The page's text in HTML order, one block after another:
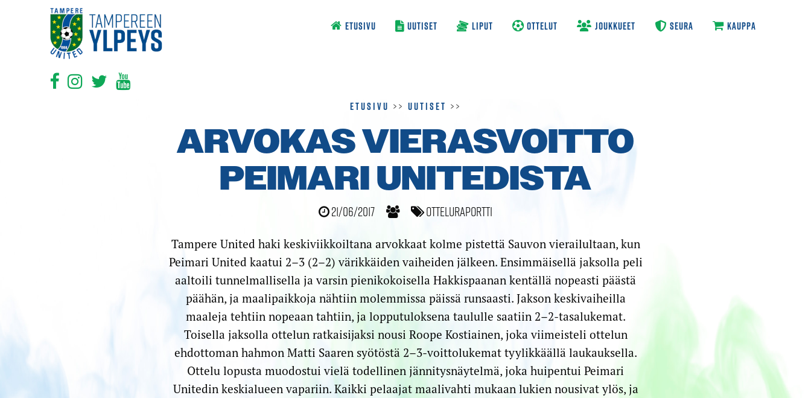
ETUSIVU UUTISET LIPUT OTTELUT JOUKKUEET SEURA KAUPPA
Etusivu >> Uutiset >>
ARVOKAS VIERAS­VOITTO
PEIMARI UNITEDISTA
21/06/2017 Otteluraportti
Tampere United haki keskiviikkoiltana arvokkaat kolme pistettä Sauvon vierailultaan, kun
Peimari United kaatui 2–3 (2–2) värikkäiden vaiheiden jälkeen. Ensimmäisellä jaksolla peli
aaltoili tunnelmallisella ja varsin pienikokoisella Hakkispaanan kentällä nopeasti päästä
päähän, ja maalipaikkoja nähtiin molemmissa päissä runsaasti. Jakson keskivaiheilla
maaleja tehtiin nopeaan tahtiin, ja lopputuloksena taululle saatiin 2–2-tasalukemat.
Toisella jaksolla ottelun ratkaisijaksi nousi Roope Kostiainen, joka viimeisteli ottelun
ehdottoman hahmon Matti Saaren syötöstä 2–3-voittolukemat tyylikkäällä laukauksella.
Ottelu lopusta muodostui vielä todellinen jännitysnäytelmä, joka huipentui Peimari
Unitedin keskialueen vapariin. Kaikki pelaajat maalivahti mukaan lukien nousivat ylös, ja